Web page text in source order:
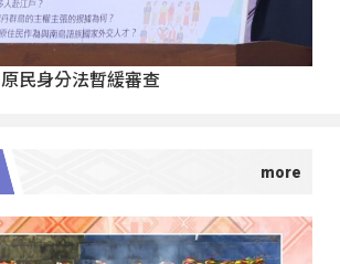
民身分法暫緩審查